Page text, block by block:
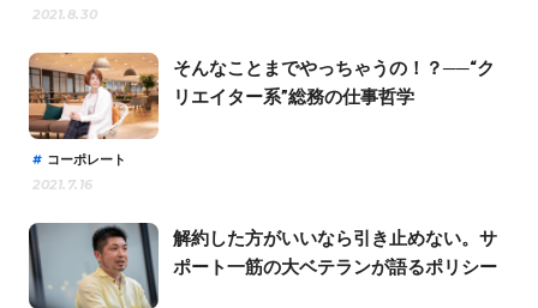
2021.8.30
そんなことまでやっちゃうの！？──“ク
リエイター系”総務の仕事哲学
コーポレート
2021.7.16
解約した方がいいなら引き止めない。サ
ポート一筋の大ベテランが語るポリシー